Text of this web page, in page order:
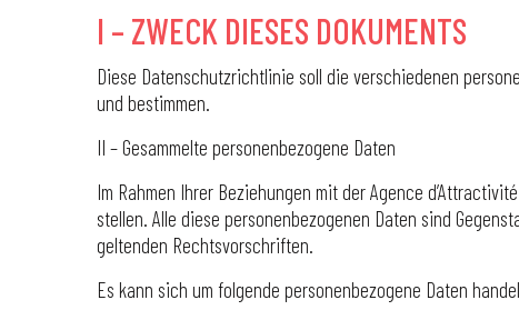
I – ZWECK DIESES DOKUMENTS
Diese Datenschutzrichtlinie soll die verschiedenen
und bestimmen.
II – Gesammelte personenbezogene Daten
Im Rahmen Ihrer Beziehungen mit der Agence
stellen. Alle diese personenbezogenen Daten sind
geltenden Rechtsvorschriften.
Es kann sich um folgende personenbezogene Daten